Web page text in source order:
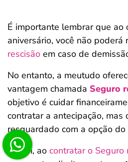
É importante lembrar que
aniversário, você não poderá
rescisão em caso de
No entanto, a meutudo
vantagem chamada Seguro
objetivo é cuidar
contratar a antecipação, mas
resguardado com a opção
Assim, ao contratar o